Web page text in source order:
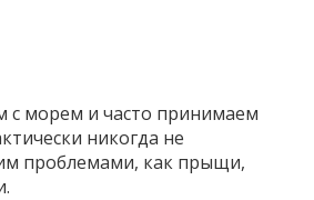
с морем и часто принимаем
никогда не
проблемами, как прыщи,